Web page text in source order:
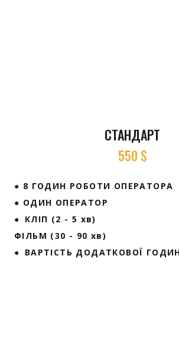
СТАНДАРТ
550 $
● 8 ГОДИН РОБОТИ ОПЕРАТОРА
● ОДИН ОПЕРАТОР
● КЛІП (2 - 5 хв)
ФІЛЬМ (30 - 90 хв)
● ВАРТІСТЬ ДОДАТКОВОЇ